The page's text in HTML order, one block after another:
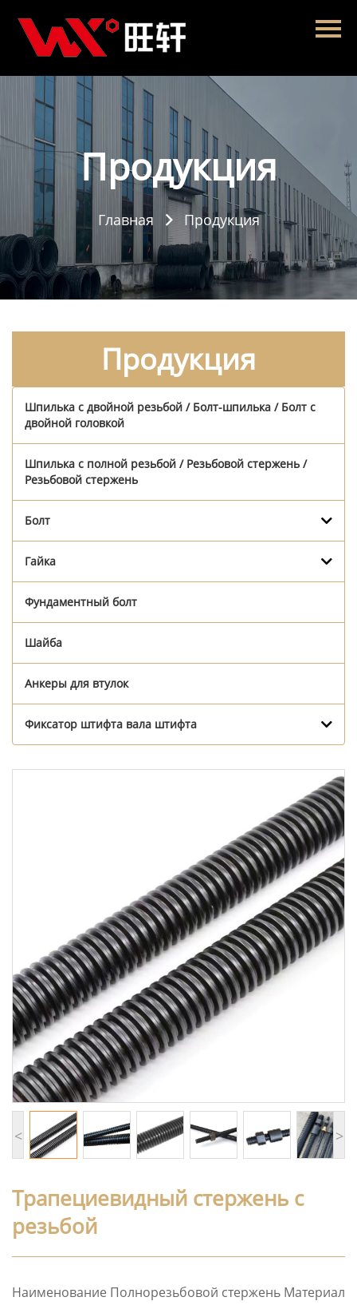
Главная
Продукция
Новости
О нас
Контакты Продукция
Главная  Продукция
Продукция
Шпилька с двойной резьбой / Болт-шпилька / Болт с
двойной головкой
Шпилька с полной резьбой / Резьбовой стержень /
Резьбовой стержень
Болт
Гайка
Фундаментный болт
Шайба
Анкеры для втулок
Фиксатор штифта вала штифта
< >
Трапециевидный стержень с
резьбой
Наименование Полнорезьбовой стержень Материал